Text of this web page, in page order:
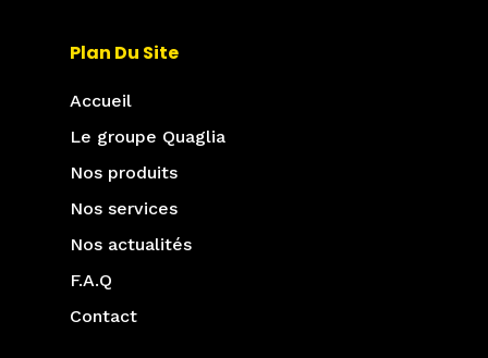
Plan Du Site
Accueil
Le groupe Quaglia
Nos produits
Nos services
Nos actualités
F.A.Q
Contact